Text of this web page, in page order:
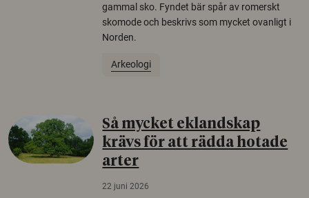
gammal sko. Fyndet bär spår av romerskt
skomode och beskrivs som mycket ovanligt i
Norden.
Arkeologi
Så mycket eklandskap
krävs för att rädda hotade
arter
22 juni 2026